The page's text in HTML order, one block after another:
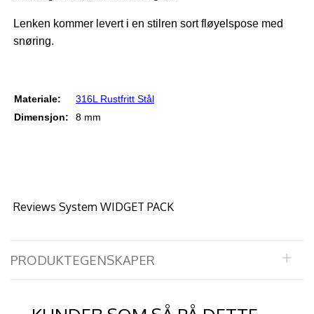
Lenken kommer levert i en stilren sort fløyelspose med
snøring.
Materiale:
316L Rustfritt Stål
Dimensjon:
8 mm
Reviews System WIDGET PACK
PRODUKTEGENSKAPER